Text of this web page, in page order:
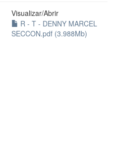
Visualizar/Abrir
R - T - DENNY MARCEL
SECCON.pdf (3.988Mb)